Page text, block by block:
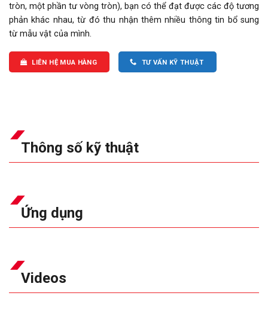
tròn, một phần tư vòng tròn), bạn có thể đạt được các độ tương
phản khác nhau, từ đó thu nhận thêm nhiều thông tin bổ sung
từ mẫu vật của mình.
LIÊN HỆ MUA HÀNG TƯ VẤN KỸ THUẬT
Thông số kỹ thuật
Ứng dụng
Videos